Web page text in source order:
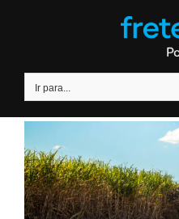
Ir para...